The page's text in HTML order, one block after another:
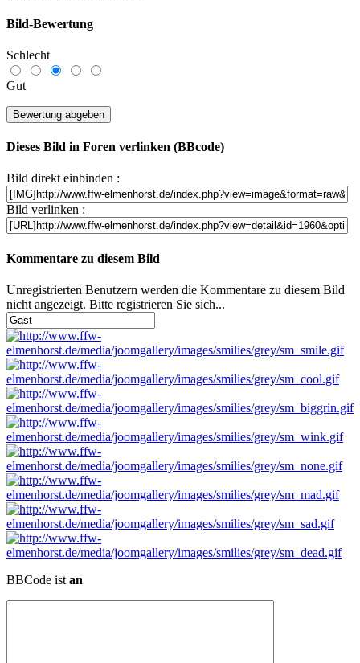
Bild-Bewertung
Schlecht
Gut
Dieses Bild in Foren verlinken (BBcode)
Bild direkt einbinden :
Bild verlinken :
Kommentare zu diesem Bild
Unregistrierten Benutzern werden die Kommentare zu diesem Bild
nicht angezeigt. Bitte registrieren Sie sich...
BBCode ist an